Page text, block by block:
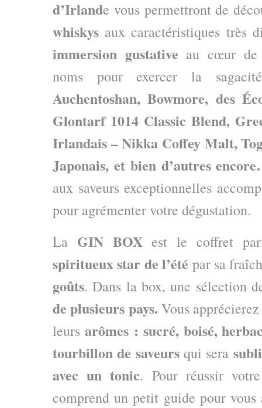
d’Irlande vous permettront de
whiskys aux caractéristiques très
immersion gustative au cœur de
noms pour exercer la
Auchentoshan, Bowmore, des
Glontarf 1014 Classic Blend,
Irlandais – Nikka Coffey Malt,
Japonais, et bien d’autres
aux saveurs exceptionnelles
pour agrémenter votre dégustation.
La GIN BOXest le coffret
spiritueux star de l’été par sa
goûts. Dans la box, une sélection
de plusieurs pays. Vous
leurs arômes : sucré, boisé,
tourbillon de saveursqui sera
avec un tonic. Pour réussir
comprend un petit guide pour